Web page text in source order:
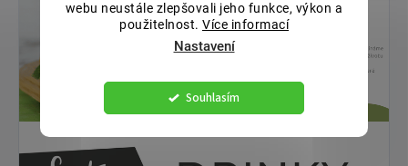
webu neustále zlepšovali jeho funkce, výkon a
použitelnost. Více informací
Nastavení
Souhlasím